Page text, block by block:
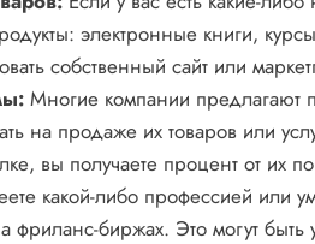
электронные книги,
собственный сайт или
Многие компании предлагают
на продаже их товаров или
вы получаете процент от их
какой-либо профессией или
фриланс-биржах. Это могут